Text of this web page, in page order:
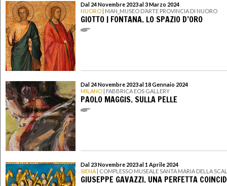
Dal 24 Novembre 2023 al 3 Marzo 2024
NUORO | MAN_MUSEO D’ARTE PROVINCIA DI NUORO
GIOTTO | FONTANA. LO SPAZIO D’ORO
Dal 24 Novembre 2023 al 18 Gennaio 2024
MILANO | FABBRICA EOS GALLERY
PAOLO MAGGIS. SULLA PELLE
Dal 23 Novembre 2023 al 1 Aprile 2024
SIENA | COMPLESSO MUSEALE SANTA MARIA DELLA
GIUSEPPE GAVAZZI. UNA PERFETTA